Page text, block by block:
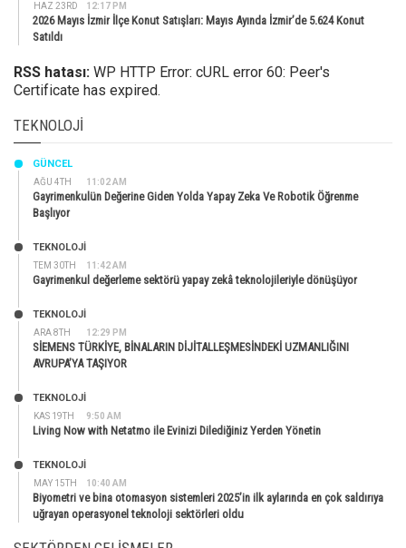
HAZ 23RD 12:17 PM
2026 Mayıs İzmir İlçe Konut Satışları: Mayıs Ayında İzmir’de 5.624 Konut
Satıldı
RSS hatası: WP HTTP Error: cURL error 60: Peer's
Certificate has expired.
TEKNOLOJI
AĞU 4TH 11:02 AM
GÜNCEL
Gayrimenkulün Değerine Giden Yolda Yapay Zeka Ve Robotik Öğrenme
Başlıyor
TEM 30TH 11:42 AM
TEKNOLOJİ
Gayrimenkul değerleme sektörü yapay zekâ teknolojileriyle dönüşüyor
ARA 8TH 12:29 PM
TEKNOLOJİ
SİEMENS TÜRKİYE, BİNALARIN DİJİTALLEŞMESİNDEKİ UZMANLIĞINI
AVRUPA’YA TAŞIYOR
KAS 19TH 9:50 AM
TEKNOLOJİ
Living Now with Netatmo ile Evinizi Dilediğiniz Yerden Yönetin
MAY 15TH 10:40 AM
TEKNOLOJİ
Biyometri ve bina otomasyon sistemleri 2025’in ilk aylarında en çok saldırıya
uğrayan operasyonel teknoloji sektörleri oldu